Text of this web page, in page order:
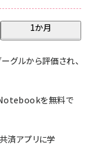
1か月
グルから評価され、
を無料で
済アプリに学